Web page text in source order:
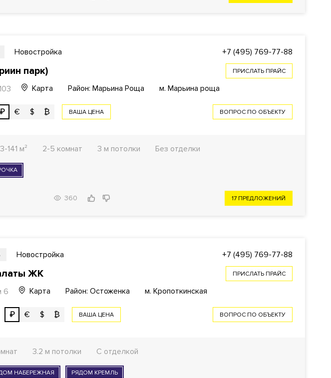
Новостройка +7 (495) 769-77-88
ПРИСЛАТЬ ПРАЙС
парк)
Карта Район: Марьина Роща м. Марьина роща
₽ € $ ₿ ВАША ЦЕНА ВОПРОС ПО ОБЪЕКТУ
141 м² 2-5 комнат 3 м потолки Без отделки
360 17 ПРЕДЛОЖЕНИЙ
Новостройка +7 (495) 769-77-88
ПРИСЛАТЬ ПРАЙС
ЖК
6 Карта Район: Остоженка м. Кропоткинская
₽ € $ ₿ ВАША ЦЕНА ВОПРОС ПО ОБЪЕКТУ
3.2 м потолки С отделкой
НАБЕРЕЖНАЯ РЯДОМ КРЕМЛЬ